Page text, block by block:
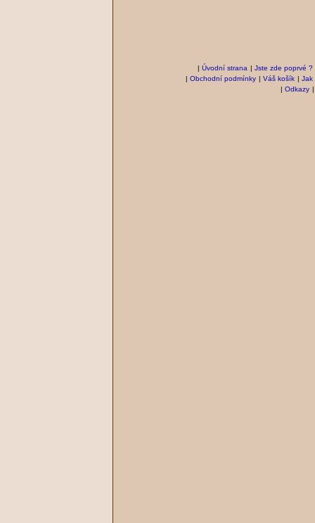
| Úvodní strana | Jste zde poprvé ?
| Obchodní podmínky | Váš košík | Jak
| Odkazy